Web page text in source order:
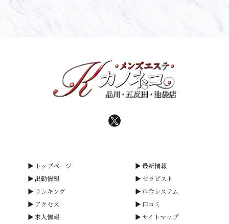
トップページ
最新情報
出勤情報
セラピスト
ランキング
料金システム
アクセス
口コミ
求人情報
サイトマップ